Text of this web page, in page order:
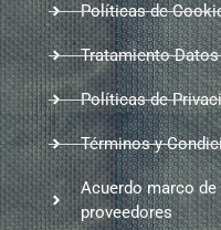
Políticas de
Tratamiento
Políticas de
Términos y
Acuerdo marco
proveedores